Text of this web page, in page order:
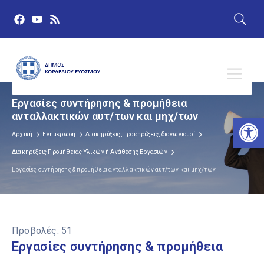
Εργασίες συντήρησης & προμήθεια
ανταλλακτικών αυτ/των και μηχ/των
Αρχική Ενημέρωση Διακηρύξεις, προκηρύξεις, διαγωνισμοί
Διακηρύξεις Προμήθειας Υλικών ή Ανάθεσης Εργασιών
Εργασίες συντήρησης & προμήθεια ανταλλακτικών αυτ/των και μηχ/των
Προβολές: 51
Εργασίες συντήρησης & προμήθεια